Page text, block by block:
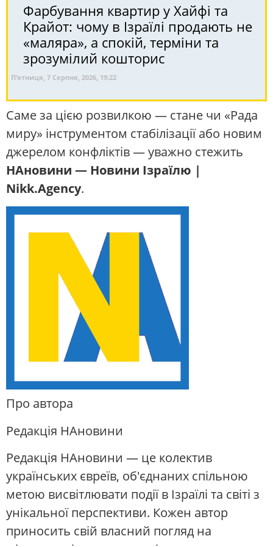
Фарбування квартир у Хайфі та
Крайот: чому в Ізраїлі продають не
«маляра», а спокій, терміни та
зрозумілий кошторис
П’ятниця, 7 Серпня, 2026, 19:22
Саме за цією розвилкою — стане чи «Рада
миру» інструментом стабілізації або новим
джерелом конфліктів — уважно стежить
НАновини — Новини Ізраїлю |
Nikk.Agency.
Про автора
Редакція НАновини
Редакція НАновини — це колектив
українських євреїв, об'єднаних спільною
метою висвітлювати події в Ізраїлі та світі з
унікальної перспективи. Кожен автор
приносить свій власний погляд на